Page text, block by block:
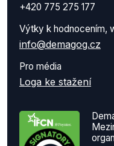
+420 775 275 177
Výtky k hodnocením,
info@demagog.cz
Pro média
Loga ke stažení